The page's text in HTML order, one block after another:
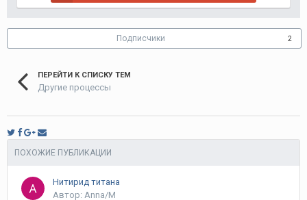
Подписчики 2
ПЕРЕЙТИ К СПИСКУ ТЕМ
Другие процессы
ПОХОЖИЕ ПУБЛИКАЦИИ
Нитирид титана
Автор: Anna/M